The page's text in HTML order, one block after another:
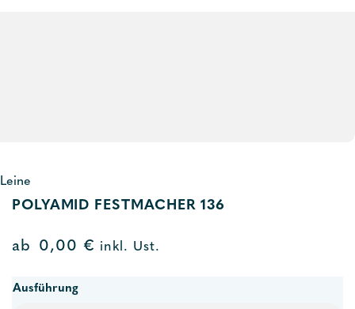
Leine
POLYAMID FESTMACHER 136
ab 0,00 € inkl. Ust.
Ausführung